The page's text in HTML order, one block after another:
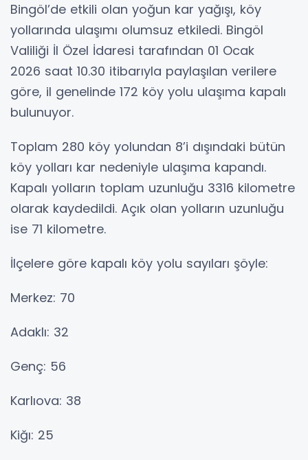
Bingöl’de etkili olan yoğun kar yağışı, köy
yollarında ulaşımı olumsuz etkiledi. Bingöl
Valiliği İl Özel İdaresi tarafından 01 Ocak
2026 saat 10.30 itibarıyla paylaşılan verilere
göre, il genelinde 172 köy yolu ulaşıma kapalı
bulunuyor.
Toplam 280 köy yolundan 8’i dışındaki bütün
köy yolları kar nedeniyle ulaşıma kapandı.
Kapalı yolların toplam uzunluğu 3316 kilometre
olarak kaydedildi. Açık olan yolların uzunluğu
ise 71 kilometre.
İlçelere göre kapalı köy yolu sayıları şöyle:
Merkez: 70
Adaklı: 32
Genç: 56
Karlıova: 38
Kiğı: 25